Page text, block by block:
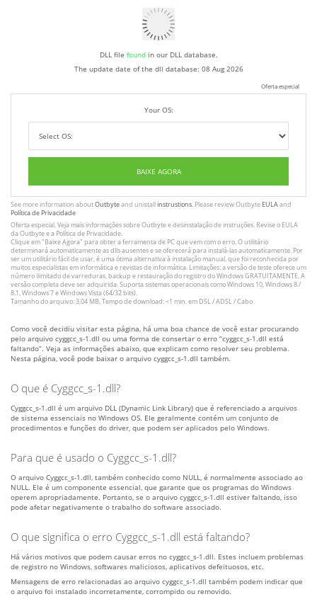
DLL file foundin our DLL database.
The update date of the dll database: 08 Aug 2026
Oferta especial
Your OS:
BAIXE AGORA
See more information aboutOutbyteand unistallinstrustions. Please review Outbyte EULAand
Política de Privacidade
Oferta especial. Veja mais informações sobreOutbytee desinstalaçãode instruções. Revise o EULA
da Outbyte e a Política de Privacidade.
Clique em"Baixe Agora" para obter a ferramenta de PC que vem com o erro. O utilitário
determinará automaticamente as dlls ausentes e se oferecerá para instalá-las automaticamente. Por
ser um utilitário fácil de usar, é uma ótima alternativa à instalação manual, que foi reconhecida por
muitos especialistas em informática e revistas de informática. Limitações: a versão de teste oferece um
número ilimitado de varreduras, backup e restauração do registro do Windows GRATUITAMENTE. A
versão completa deve ser adquirida. Suporta sistemas operacionais como Windows 10, Windows 8 /
8.1, Windows 7 e Windows Vista (64/32 bits).
Tamanho do arquivo: 3,04 MB, Tempo de download: <1 min. em DSL / ADSL / Cabo
Como você decidiu visitar esta página, há uma boa chance de você estar procurando
pelo arquivo cyggcc_s-1.dll ou uma forma de consertar o erro “cyggcc_s-1.dll está
faltando”. Veja as informações abaixo, que explicam como resolver seu problema.
Nesta página, você pode baixar o arquivo cyggcc_s-1.dll também.
O que é Cyggcc_s-1.dll?
Cyggcc_s-1.dll é um arquivo DLL (Dynamic Link Library) que é referenciado a arquivos
de sistema essenciais no Windows OS. Ele geralmente contém um conjunto de
procedimentos e funções do driver, que podem ser aplicados pelo Windows.
Para que é usado o Cyggcc_s-1.dll?
O arquivo Cyggcc_s-1.dll, também conhecido como NULL, é normalmente associado ao
NULL. Ele é um componente essencial, que garante que os programas do Windows
operem apropriadamente. Portanto, se o arquivo cyggcc_s-1.dll estiver faltando, isso
pode afetar negativamente o trabalho do software associado.
O que significa o erro Cyggcc_s-1.dll está faltando?
Há vários motivos que podem causar erros no cyggcc_s-1.dll. Estes incluem problemas
de registro no Windows, softwares maliciosos, aplicativos defeituosos, etc.
Mensagens de erro relacionadas ao arquivo cyggcc_s-1.dll também podem indicar que
o arquivo foi instalado incorretamente, corrompido ou removido.